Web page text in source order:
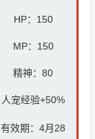
HP： 150
MP： 150
精神：80
人宠经验+50%
有效期：4月28